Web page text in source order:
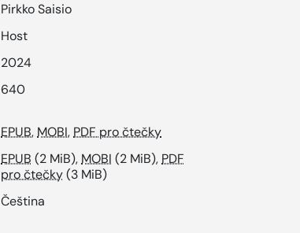
Pirkko Saisio
Host
2024
640
EPUB,MOBI,PDF pro čtečky
EPUB (2 MiB),MOBI (2 MiB),PDF
pro čtečky(3 MiB)
Čeština